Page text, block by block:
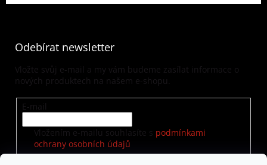
Odebírat newsletter
Vložte svůj e-mail a my vám budeme zasílat informace o
nových produktech na našem e-shopu.
E-mail
Vložením e-mailu souhlasíte s podmínkami
ochrany osobních údajů